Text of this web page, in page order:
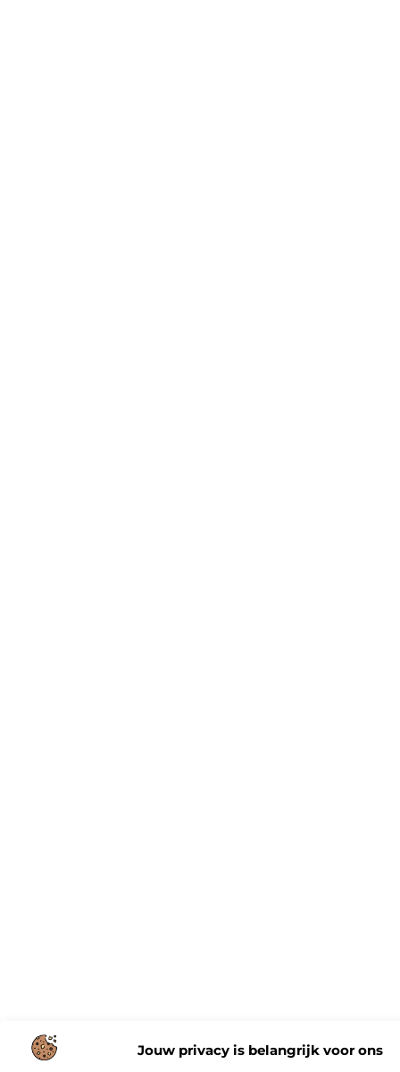
Jouw privacy is belangrijk voor ons